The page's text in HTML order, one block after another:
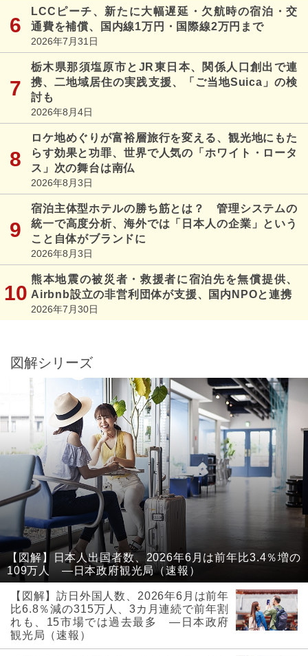
LCCピーチ、新たに大幅遅延・欠航時の宿泊・交
通費を補償、国内線1万円・国際線2万円まで
2026年7月31日
栃木県那須塩原市とJR東日本、関係人口創出で連
携、二地域居住の実践支援、「ご当地Suica」の検
討も
2026年8月4日
ロケ地めぐりが富裕層旅行を変える、観光地にもた
らす効果と功罪、世界で人気の「ホワイト・ロータ
ス」次の舞台は南仏
2026年8月3日
宿泊主体型ホテルの勝ち筋とは？ 管理システムの
統一で高度分析、海外では「日本人の企業」という
こと自体がブランドに
2026年8月3日
熊本地震の被災者・救援者に宿泊先を無償提供、
Airbnb設立の非営利団体が支援、国内NPOと連携
2026年7月30日
図解シリーズ
【図解】日本人出国者数、2026年6月は前年比3.4％増の
109万人 ―日本政府観光局（速報）
【図解】訪日外国人数、2026年6月は前年
比6.8％減の315万人、3カ月連続で前年割
れも、15市場では過去最多 ―日本政府
観光局（速報）